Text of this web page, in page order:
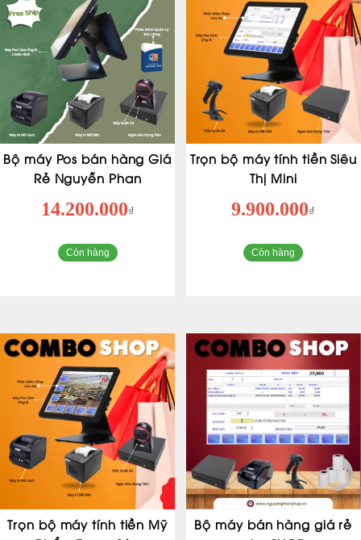
Bộ máy Pos bán hàng Giá
Rẻ Nguyễn Phan
14.200.000₫
Còn hàng
Trọn bộ máy tính tiền Siêu
Thị Mini
9.900.000₫
Còn hàng
Trọn bộ máy tính tiền Mỹ
Bộ máy bán hàng giá rẻ